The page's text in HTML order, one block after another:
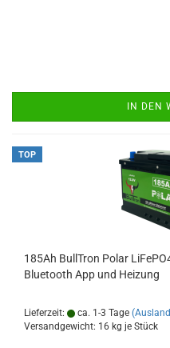
IN DEN
TOP
185Ah BullTron Polar
Bluetooth App und Heizung
Lieferzeit: ca. 1-3 Tage
Versandgewicht: 16 kg je Stück